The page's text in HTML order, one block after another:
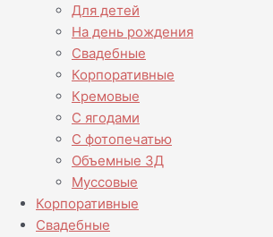
Для детей
На день рождения
Свадебные
Корпоративные
Кремовые
С ягодами
С фотопечатью
Объемные 3Д
Муссовые
Корпоративные
Свадебные